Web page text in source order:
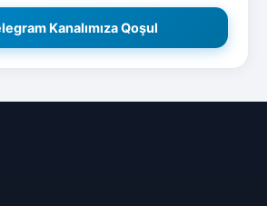
Kanalımıza Qoşul